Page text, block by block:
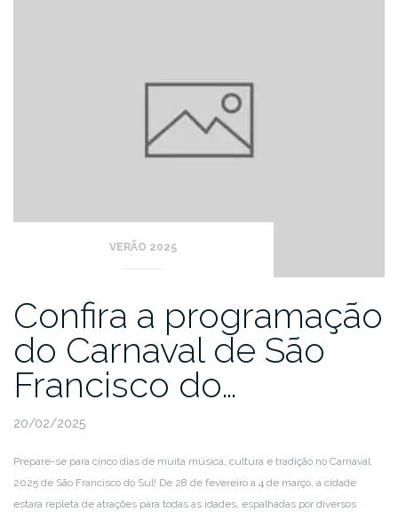
VERÃO 2025
Confira a programação
do Carnaval de São
Francisco do…
20/02/2025
Prepare-se para cinco dias de muita música, cultura e tradição no Carnaval
2025 de São Francisco do Sul! De 28 de fevereiro a 4 de março, a cidade
estará repleta de atrações para todas as idades, espalhadas por diversos